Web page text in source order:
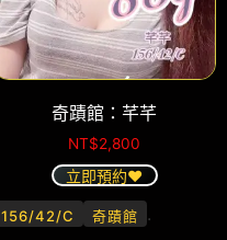
奇蹟館：芊芊
NT$2,800
立即預約❤️
156/42/C 奇蹟館 .